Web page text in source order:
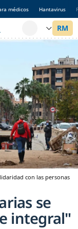
médicos Hantavirus
con las personas
se
integral"